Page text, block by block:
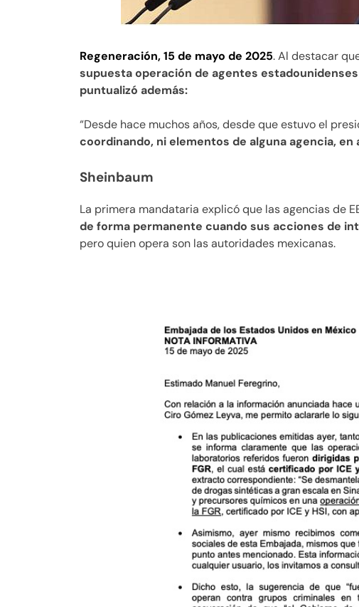
Regeneración, 15 de mayo de 2025. Al destacar
supuesta operación de agentes
puntualizó además:
“Desde hace muchos años, desde que estuvo el
coordinando, ni elementos de alguna agencia,
Sheinbaum
La primera mandataria explicó que las agencias de
de forma permanente cuando sus acciones de
pero quien opera son las autoridades mexicanas.